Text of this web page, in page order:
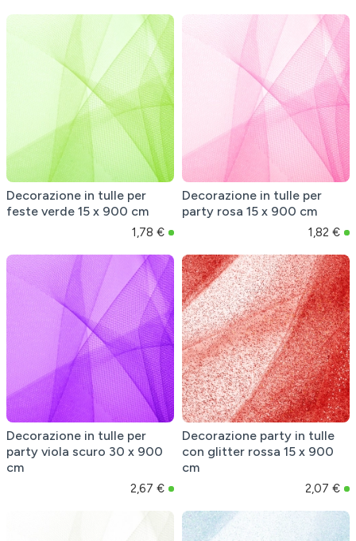
Decorazione in tulle per
feste verde 15 x 900 cm
1,78 €
Decorazione in tulle per
party rosa 15 x 900 cm
1,82 €
Decorazione in tulle per
party viola scuro 30 x 900
cm
2,67 €
Decorazione party in tulle
con glitter rossa 15 x 900
cm
2,07 €